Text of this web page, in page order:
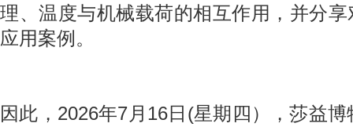
理、温度与机械载荷的相互作用，并分
应用案例。
因此，2026年7月16日(星期四），莎益